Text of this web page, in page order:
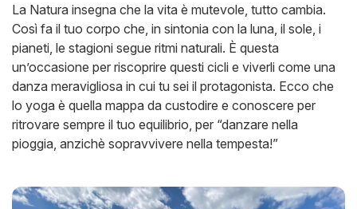
La Natura insegna che la vita è mutevole, tutto cambia.
Così fa il tuo corpo che, in sintonia con la luna, il sole, i
pianeti, le stagioni segue ritmi naturali. È questa
un’occasione per riscoprire questi cicli e viverli come una
danza meravigliosa in cui tu sei il protagonista. Ecco che
lo yoga è quella mappa da custodire e conoscere per
ritrovare sempre il tuo equilibrio, per “danzare nella
pioggia, anzichè sopravvivere nella tempesta!”